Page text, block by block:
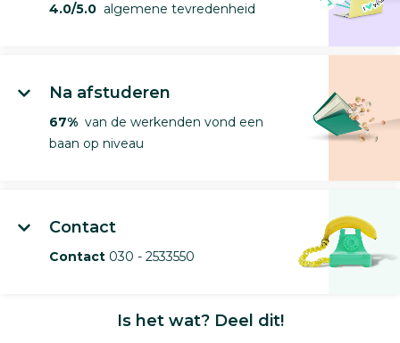
4.0/5.0 algemene tevredenheid
Na afstuderen
67% van de werkenden vond een
baan op niveau
Contact
Contact 030 - 2533550
Is het wat? Deel dit!